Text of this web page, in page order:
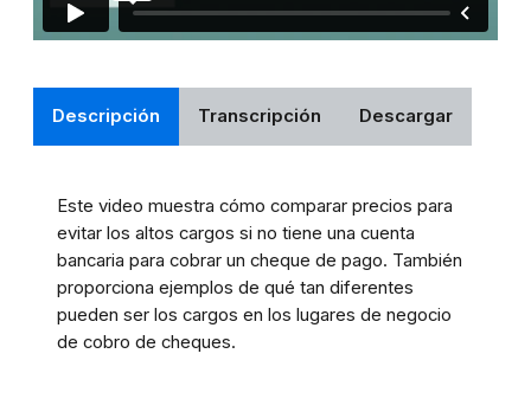
Descripción Transcripción Descargar
Este video muestra cómo comparar precios para
evitar los altos cargos si no tiene una cuenta
bancaria para cobrar un cheque de pago. También
proporciona ejemplos de qué tan diferentes
pueden ser los cargos en los lugares de negocio
de cobro de cheques.